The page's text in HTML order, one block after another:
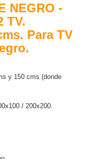
NEGRO -
TV.
Para TV
y 150 cms (donde
/ 200x200.